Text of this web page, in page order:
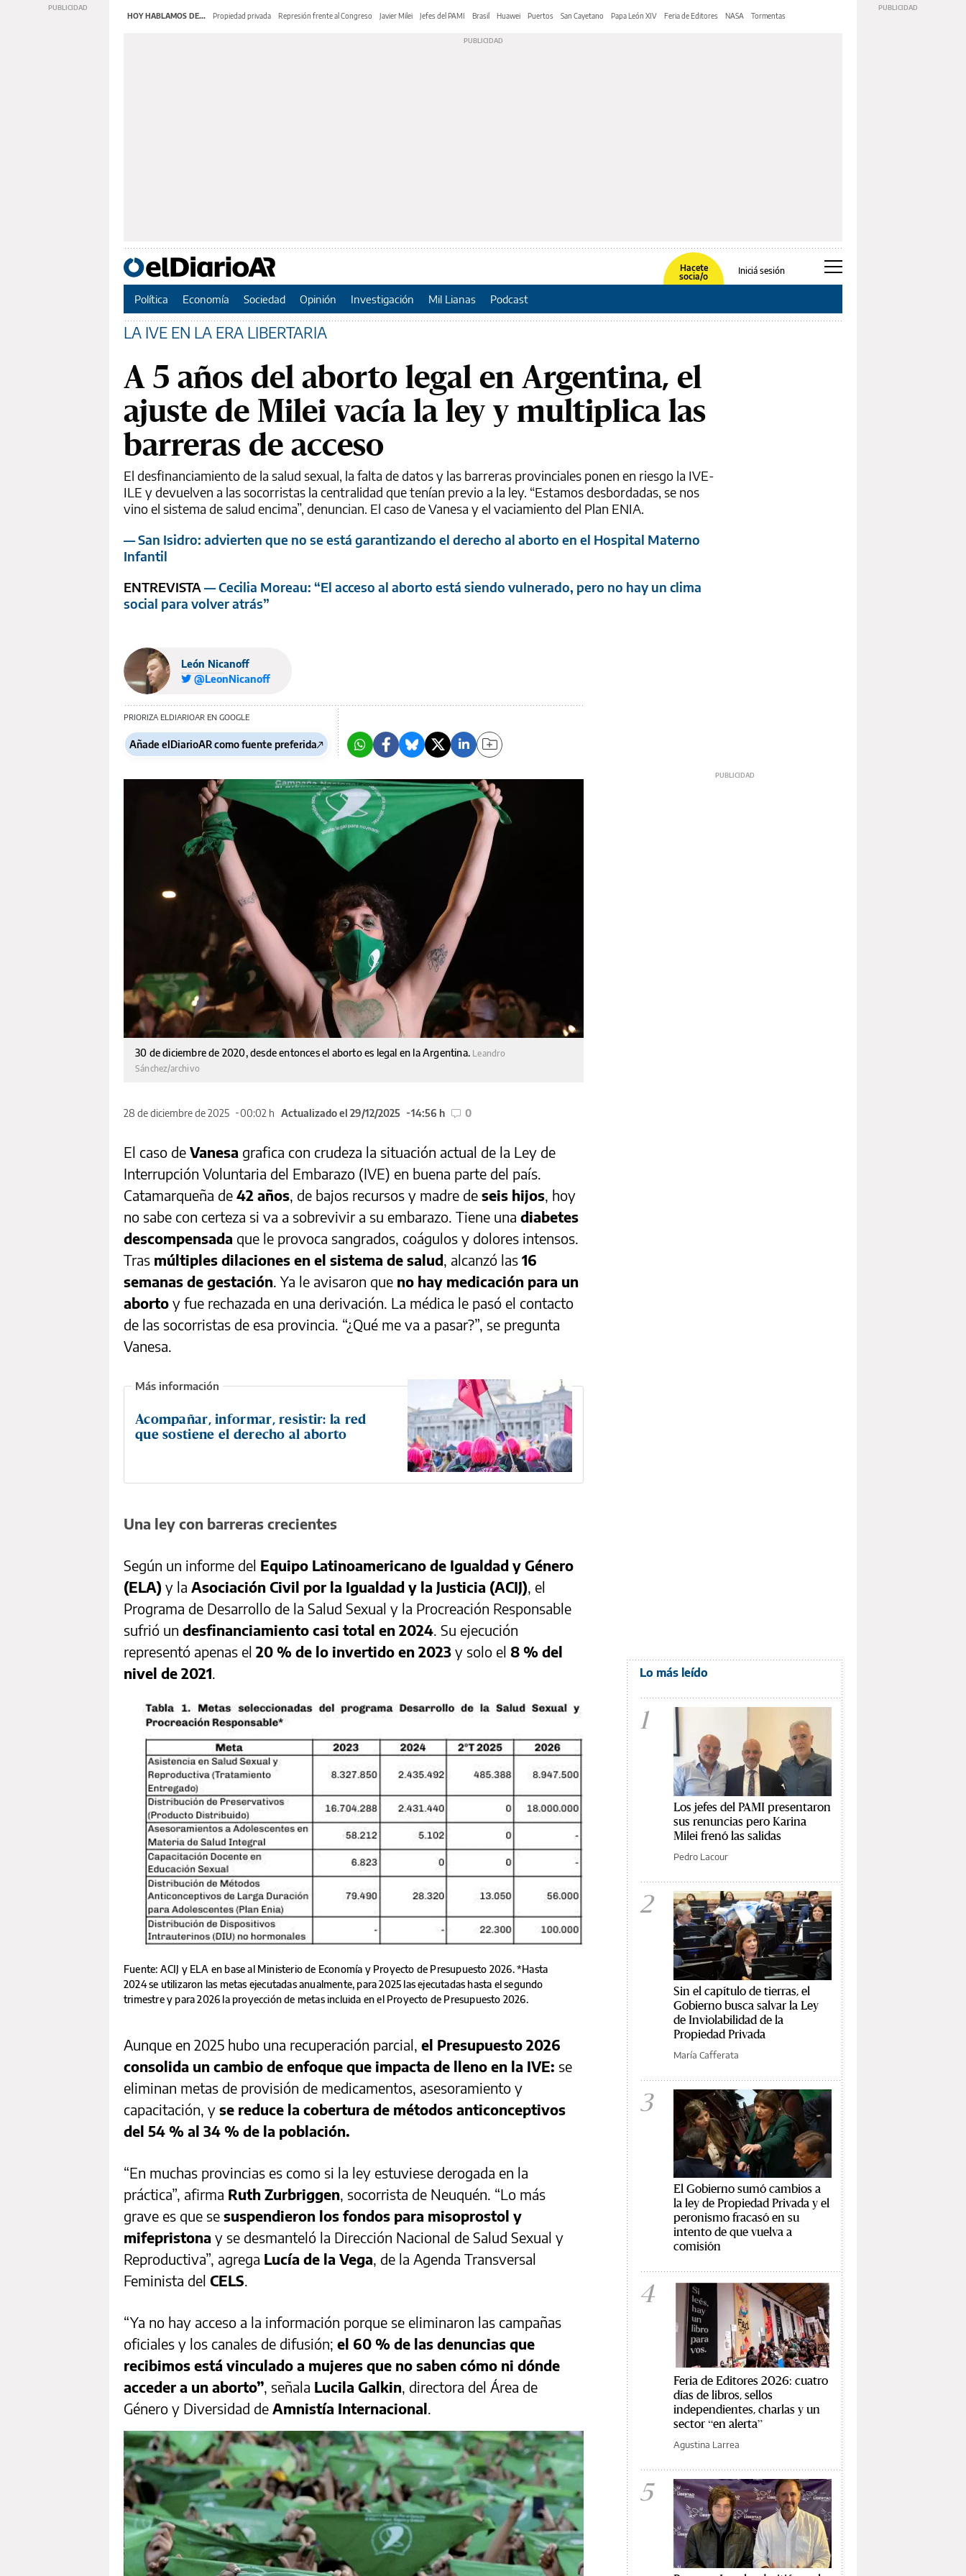
HOY HABLAMOS DE... Propiedad privada Represión frente al Congreso Javier Milei Jefes del PAMI Brasil Huawei Puertos San Cayetano Papa León XIV Feria de Editores NASA Tormentas
Hacete
socia/o
Iniciá sesión
Política Economía Sociedad Opinión Investigación Mil Lianas Podcast
LA IVE EN LA ERA LIBERTARIA
A 5 años del aborto legal en Argentina, el
ajuste de Milei vacía la ley y multiplica las
barreras de acceso
El desfinanciamiento de la salud sexual, la falta de datos y las barreras provinciales ponen en riesgo la IVE-
ILE y devuelven a las socorristas la centralidad que tenían previo a la ley. “Estamos desbordadas, se nos
vino el sistema de salud encima”, denuncian. El caso de Vanesa y el vaciamiento del Plan ENIA.
— San Isidro: advierten que no se está garantizando el derecho al aborto en el Hospital Materno
Infantil
ENTREVISTA— Cecilia Moreau: “El acceso al aborto está siendo vulnerado, pero no hay un clima
social para volver atrás”
León Nicanoff
@LeonNicanoff
PRIORIZA ELDIARIOAR EN GOOGLE
Añade elDiarioAR como fuente preferida
30 de diciembre de 2020, desde entonces el aborto es legal en la Argentina. Leandro
Sánchez/archivo
28 de diciembre de 2025 00:02 h Actualizado el 29/12/2025 14:56 h 0
El caso de Vanesa grafica con crudeza la situación actual de la Ley de
Interrupción Voluntaria del Embarazo (IVE) en buena parte del país.
Catamarqueña de 42 años, de bajos recursos y madre de seis hijos, hoy
no sabe con certeza si va a sobrevivir a su embarazo. Tiene una diabetes
descompensada que le provoca sangrados, coágulos y dolores intensos.
Tras múltiples dilaciones en el sistema de salud, alcanzó las 16
semanas de gestación. Ya le avisaron que no hay medicación para un
aborto y fue rechazada en una derivación. La médica le pasó el contacto
de las socorristas de esa provincia. “¿Qué me va a pasar?”, se pregunta
Vanesa.
Acompañar, informar, resistir: la red
que sostiene el derecho al aborto
Una ley con barreras crecientes
Según un informe del Equipo Latinoamericano de Igualdad y Género
(ELA) y la Asociación Civil por la Igualdad y la Justicia (ACIJ), el
Programa de Desarrollo de la Salud Sexual y la Procreación Responsable
sufrió un desfinanciamiento casi total en 2024. Su ejecución
representó apenas el 20 % de lo invertido en 2023 y solo el 8 % del
nivel de 2021.
Fuente: ACIJ y ELA en base al Ministerio de Economía y Proyecto de Presupuesto 2026. *Hasta
2024 se utilizaron las metas ejecutadas anualmente, para 2025 las ejecutadas hasta el segundo
trimestre y para 2026 la proyección de metas incluida en el Proyecto de Presupuesto 2026.
Aunque en 2025 hubo una recuperación parcial, el Presupuesto 2026
consolida un cambio de enfoque que impacta de lleno en la IVE: se
eliminan metas de provisión de medicamentos, asesoramiento y
capacitación, y se reduce la cobertura de métodos anticonceptivos
del 54 % al 34 % de la población.
“En muchas provincias es como si la ley estuviese derogada en la
práctica”, afirma Ruth Zurbriggen, socorrista de Neuquén. “Lo más
grave es que se suspendieron los fondos para misoprostol y
mifepristona y se desmanteló la Dirección Nacional de Salud Sexual y
Reproductiva”, agrega Lucía de la Vega, de la Agenda Transversal
Feminista del CELS.
“Ya no hay acceso a la información porque se eliminaron las campañas
oficiales y los canales de difusión; el 60 % de las denuncias que
recibimos está vinculado a mujeres que no saben cómo ni dónde
acceder a un aborto”, señala Lucila Galkin, directora del Área de
Género y Diversidad de Amnistía Internacional.
Lo más leído
1
Los jefes del PAMI presentaron
sus renuncias pero Karina
Milei frenó las salidas
Pedro Lacour
2
Sin el capítulo de tierras, el
Gobierno busca salvar la Ley
de Inviolabilidad de la
Propiedad Privada
María Cafferata
3
El Gobierno sumó cambios a
la ley de Propiedad Privada y el
peronismo fracasó en su
intento de que vuelva a
comisión
4
Feria de Editores 2026: cuatro
días de libros, sellos
independientes, charlas y un
sector “en alerta”
Agustina Larrea
5